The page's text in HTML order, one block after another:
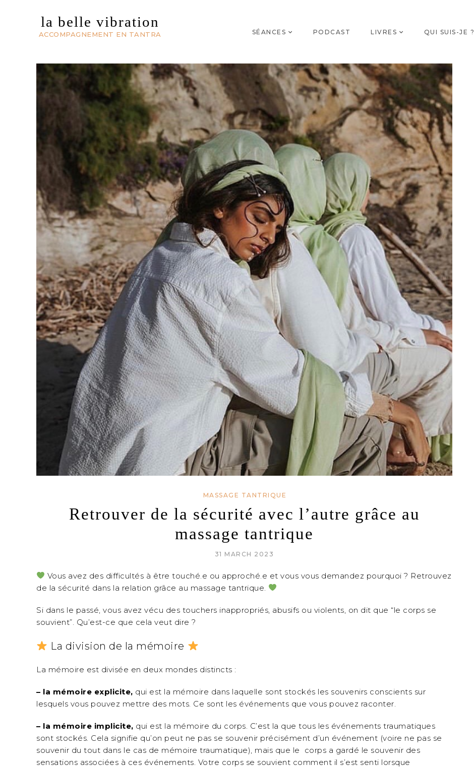
la belle vibration
ACCOMPAGNEMENT EN TANTRA SÉANCES PODCAST LIVRES QUI SUIS-JE ?
MASSAGE TANTRIQUE
Retrouver de la sécurité avec l’autre grâce au
massage tantrique
31 MARCH 2023
Vous avez des difficultés à être touché.e ou approché.e et vous vous demandez pourquoi ? Retrouvez
de la sécurité dans la relation grâce au massage tantrique.
Si dans le passé, vous avez vécu des touchers inappropriés, abusifs ou violents, on dit que “le corps se
souvient”. Qu’est-ce que cela veut dire ?
La division de la mémoire
La mémoire est divisée en deux mondes distincts :
– la mémoire explicite, qui est la mémoire dans laquelle sont stockés les souvenirs conscients sur
lesquels vous pouvez mettre des mots. Ce sont les événements que vous pouvez raconter.
– la mémoire implicite, qui est la mémoire du corps. C’est la que tous les événements traumatiques
sont stockés. Cela signifie qu’on peut ne pas se souvenir précisément d’un événement (voire ne pas se
souvenir du tout dans le cas de mémoire traumatique), mais que le corps a gardé le souvenir des
sensations associées à ces événements. Votre corps se souvient comment il s’est senti lorsque